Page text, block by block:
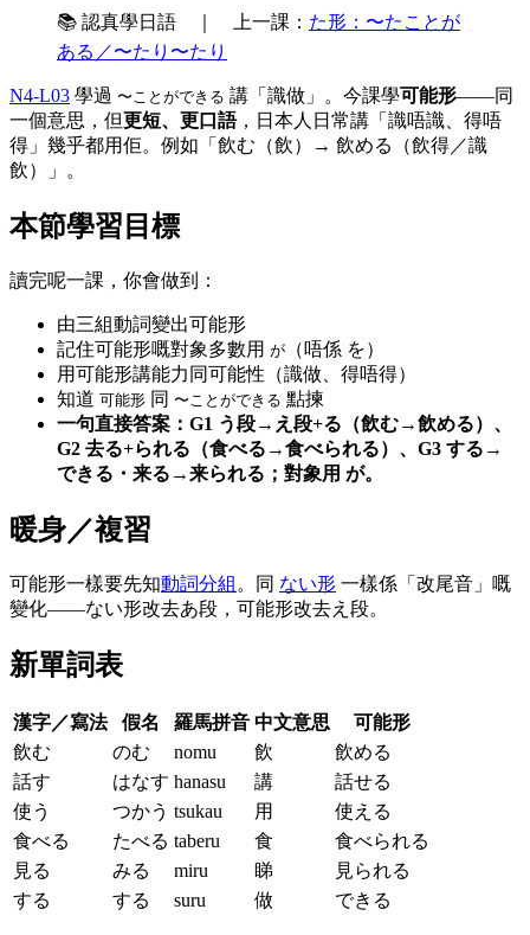
📚 認真學日語 ｜ 上一課： た形：〜たことが
ある／〜たり〜たり
N4-L03 學過 〜ことができる 講「識做」。今課學可能形——同
一個意思，但更短、更口語，日本人日常講「識唔識、得唔
得」幾乎都用佢。例如「飲む（飲）→ 飲める（飲得／識
飲）」。
本節學習目標
讀完呢一課，你會做到：
由三組動詞變出可能形
記住可能形嘅對象多數用 が （唔係 を）
用可能形講能力同可能性（識做、得唔得）
知道 可能形 同 〜ことができる 點揀
一句直接答案：G1 う段→え段+る（飲む→飲める）、
G2 去る+られる（食べる→食べられる）、G3 する→
できる・来る→来られる；對象用 が。
暖身／複習
可能形一樣要先知動詞分組 。同 ない形 一樣係「改尾音」嘅
變化——ない形改去あ段，可能形改去え段。
新單詞表
漢字／寫法 假名 羅馬拼音 中文意思
可能形
飲む
のむ nomu 飲
飲める
話す
はなす hanasu 講
話せる
使う
つかう tsukau 用
使える
食べる
たべる taberu 食
食べられる
見る
みる miru 睇
見られる
する
する suru 做 できる